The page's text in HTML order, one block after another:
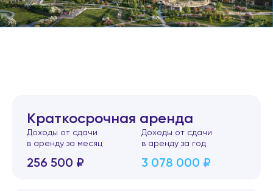
Краткосрочная аренда
Доходы от сдачи
в аренду за месяц
256 500 ₽
Доходы от сдачи
в аренду за год
3 078 000 ₽